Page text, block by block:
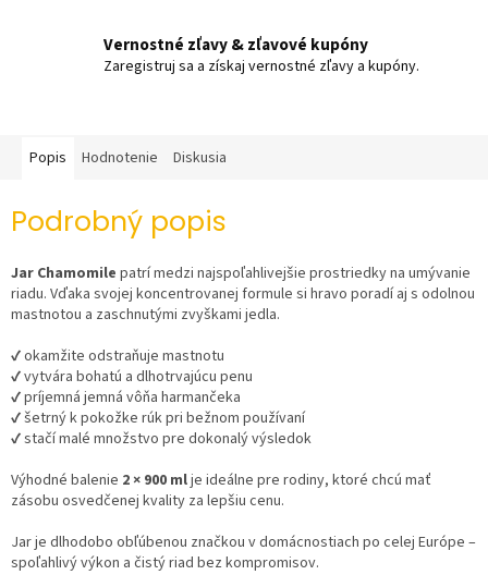
Vernostné zľavy & zľavové kupóny
Zaregistruj sa a získaj vernostné zľavy a kupóny.
Popis Hodnotenie Diskusia
Podrobný popis
Jar Chamomile patrí medzi najspoľahlivejšie prostriedky na umývanie
riadu. Vďaka svojej koncentrovanej formule si hravo poradí aj s odolnou
mastnotou a zaschnutými zvyškami jedla.
✔ okamžite odstraňuje mastnotu
✔ vytvára bohatú a dlhotrvajúcu penu
✔ príjemná jemná vôňa harmančeka
✔ šetrný k pokožke rúk pri bežnom používaní
✔ stačí malé množstvo pre dokonalý výsledok
Výhodné balenie 2 × 900 mlje ideálne pre rodiny, ktoré chcú mať
zásobu osvedčenej kvality za lepšiu cenu.
Jar je dlhodobo obľúbenou značkou v domácnostiach po celej Európe –
spoľahlivý výkon a čistý riad bez kompromisov.